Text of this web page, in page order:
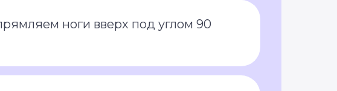
ноги вверх под углом 90